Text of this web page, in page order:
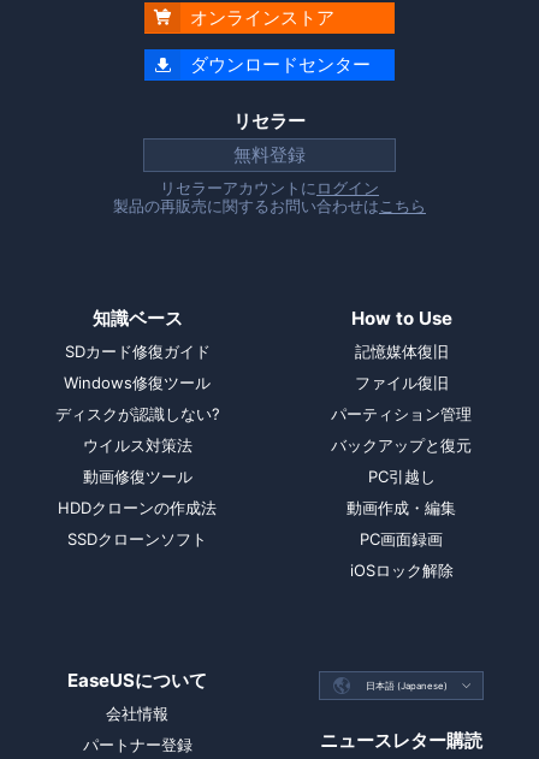
 オンラインストア
 ダウンロードセンター
リセラー
無料登録
リセラーアカウントにログイン
製品の再販売に関するお問い合わせはこちら
知識ベース
SDカード修復ガイド
Windows修復ツール
ディスクが認識しない?
ウイルス対策法
動画修復ツール
HDDクローンの作成法
SSDクローンソフト
How to Use
記憶媒体復旧
ファイル復旧
パーティション管理
バックアップと復元
PC引越し
動画作成・編集
PC画面録画
iOSロック解除
EaseUSについて
会社情報
パートナー登録
 日本語 (Japanese) 
ニュースレター購読